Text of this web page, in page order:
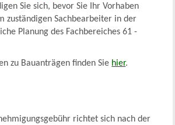
Sie sich, bevor Sie Ihr Vorhaben
zuständigen Sachbearbeiter in der
Planung des Fachbereiches 61 -
zu Bauanträgen finden Sie hier.
richtet sich nach der